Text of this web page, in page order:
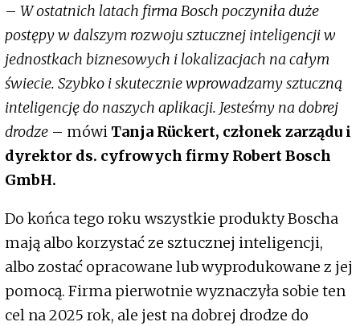
– W ostatnich latach firma Bosch poczyniła duże
postępy w dalszym rozwoju sztucznej inteligencji w
jednostkach biznesowych i lokalizacjach na całym
świecie. Szybko i skutecznie wprowadzamy sztuczną
inteligencję do naszych aplikacji. Jesteśmy na dobrej
drodze – mówi Tanja Rückert, członek zarządu i
dyrektor ds. cyfrowych firmy Robert Bosch
GmbH.
Do końca tego roku wszystkie produkty Boscha
mają albo korzystać ze sztucznej inteligencji,
albo zostać opracowane lub wyprodukowane z jej
pomocą. Firma pierwotnie wyznaczyła sobie ten
cel na 2025 rok, ale jest na dobrej drodze do